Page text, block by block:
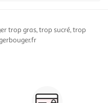
trop gras, trop sucré, trop